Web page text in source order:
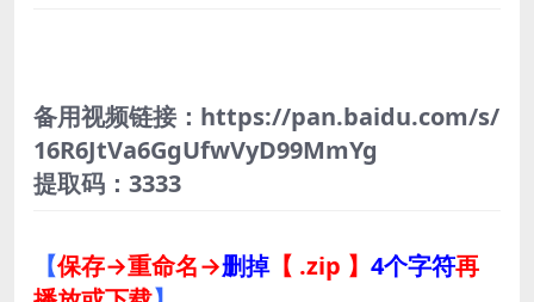
备用视频链接：https://pan.baidu.com/s/
16R6JtVa6GgUfwVyD99MmYg
提取码：3333
【保存→重命名→删掉【 .zip 】 4个字符再